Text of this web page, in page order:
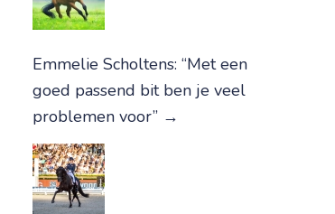
Emmelie Scholtens: “Met een
goed passend bit ben je veel
problemen voor” →